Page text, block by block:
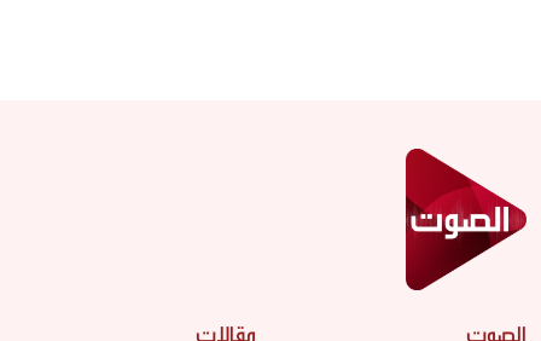
الصوت
مقالات